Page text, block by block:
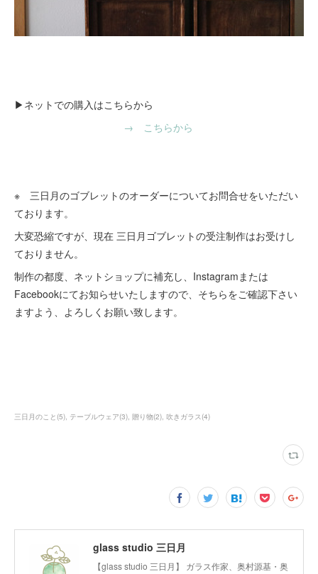
▶ネットでの購入はこちらから
→ こちらから
※ 三日月のゴブレットのオーダーについてお問合せをいただい
ております。
大変恐縮ですが、現在 三日月ゴブレットの受注制作はお受けし
ておりません。
制作の都度、ネットショップに補充し、Instagramまたは
Facebookにてお知らせいたしますので、そちらをご確認下さい
ますよう、よろしくお願い致します。
三日月のこと (5) テーブルウェア(3) 贈り物(2) 吹きガラス(4)
glass studio 三日月
【glass studio 三日月】 ガラス作家、奥村源基・奥